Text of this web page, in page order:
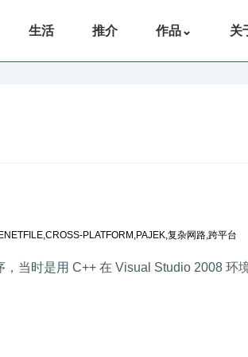
生活 推介 作品⌄ 关
,CROSS-PLATFORM ,PAJEK,复杂网路,跨平台
当时是用 C++ 在 Visual Studio 2008 环